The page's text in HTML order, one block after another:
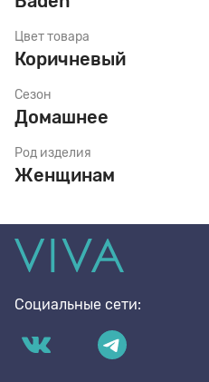
Цвет товара
Коричневый
Сезон
Домашнее
Род изделия
Женщинам
Социальные сети: